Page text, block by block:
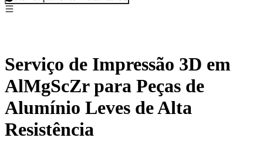
Serviço de Impressão 3D em
AlMgScZr para Peças de
Alumínio Leves de Alta
Resistência